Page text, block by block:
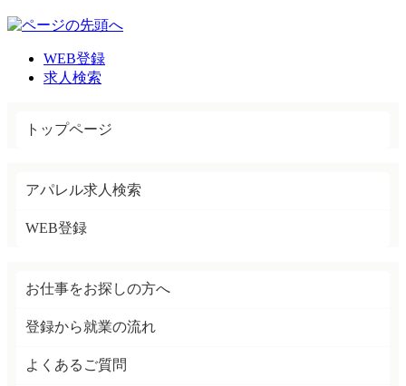
WEB登録
求人検索
トップページ
アパレル求人検索
WEB登録
お仕事をお探しの方へ
登録から就業の流れ
よくあるご質問